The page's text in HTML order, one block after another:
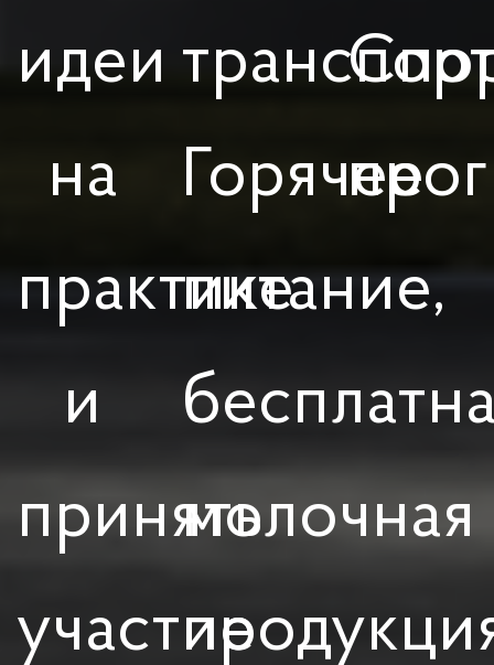
идеи
на
практике
и
принять
участие
Горячее
питание,
молочная